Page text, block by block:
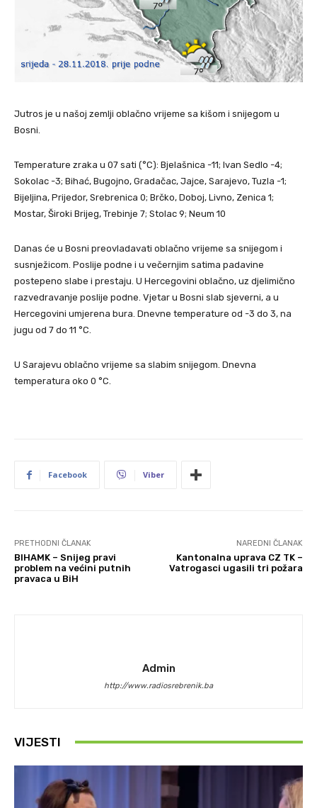
Jutros je u našoj zemlji oblačno vrijeme sa kišom i snijegom u
Bosni.
Temperature zraka u 07 sati (°C): Bjelašnica -11; Ivan Sedlo -4;
Sokolac -3; Bihać, Bugojno, Gradačac, Jajce, Sarajevo, Tuzla -1;
Bijeljina, Prijedor, Srebrenica 0; Brčko, Doboj, Livno, Zenica 1;
Mostar, Široki Brijeg, Trebinje 7; Stolac 9; Neum 10
Danas će u Bosni preovladavati oblačno vrijeme sa snijegom i
susnježicom. Poslije podne i u večernjim satima padavine
postepeno slabe i prestaju. U Hercegovini oblačno, uz djelimično
razvedravanje poslije podne. Vjetar u Bosni slab sjeverni, a u
Hercegovini umjerena bura. Dnevne temperature od -3 do 3, na
jugu od 7 do 11 °C.
U Sarajevu oblačno vrijeme sa slabim snijegom. Dnevna
temperatura oko 0 °C.
Facebook Viber
PRETHODNI ČLANAK
BIHAMK – Snijeg pravi
problem na većini putnih
pravaca u BiH
NAREDNI ČLANAK
Kantonalna uprava CZ TK –
Vatrogasci ugasili tri požara
Admin
http://www.radiosrebrenik.ba
VIJESTI